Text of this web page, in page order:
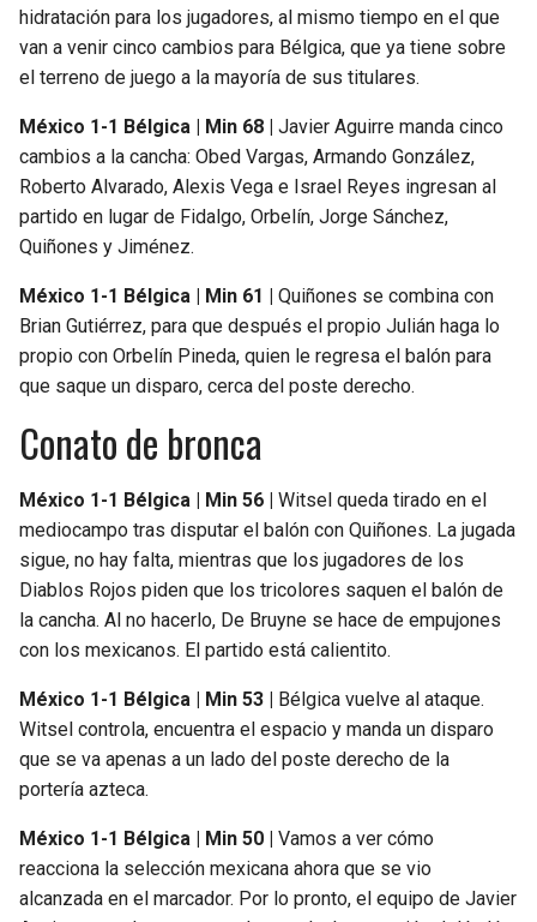
hidratación para los jugadores, al mismo tiempo en el que
van a venir cinco cambios para Bélgica, que ya tiene sobre
el terreno de juego a la mayoría de sus titulares.
México 1-1 Bélgica | Min 68 | Javier Aguirre manda cinco
cambios a la cancha: Obed Vargas, Armando González,
Roberto Alvarado, Alexis Vega e Israel Reyes ingresan al
partido en lugar de Fidalgo, Orbelín, Jorge Sánchez,
Quiñones y Jiménez.
México 1-1 Bélgica | Min 61 | Quiñones se combina con
Brian Gutiérrez, para que después el propio Julián haga lo
propio con Orbelín Pineda, quien le regresa el balón para
que saque un disparo, cerca del poste derecho.
Conato de bronca
México 1-1 Bélgica | Min 56 | Witsel queda tirado en el
mediocampo tras disputar el balón con Quiñones. La jugada
sigue, no hay falta, mientras que los jugadores de los
Diablos Rojos piden que los tricolores saquen el balón de
la cancha. Al no hacerlo, De Bruyne se hace de empujones
con los mexicanos. El partido está calientito.
México 1-1 Bélgica | Min 53 | Bélgica vuelve al ataque.
Witsel controla, encuentra el espacio y manda un disparo
que se va apenas a un lado del poste derecho de la
portería azteca.
México 1-1 Bélgica | Min 50 | Vamos a ver cómo
reacciona la selección mexicana ahora que se vio
alcanzada en el marcador. Por lo pronto, el equipo de Javier